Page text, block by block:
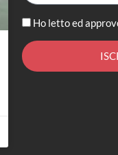
Ho letto ed